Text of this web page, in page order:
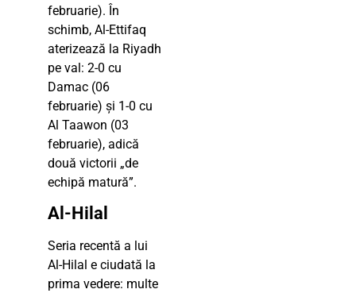
februarie). În
schimb, Al-Ettifaq
aterizează la Riyadh
pe val: 2-0 cu
Damac (06
februarie) și 1-0 cu
Al Taawon (03
februarie), adică
două victorii „de
echipă matură”.
Al-Hilal
Seria recentă a lui
Al-Hilal e ciudată la
prima vedere: multe